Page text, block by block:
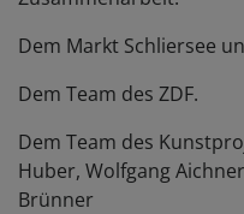
Dem Markt Schliersee
Dem Team des ZDF.
Dem Team des
Huber, Wolfgang
Brünner